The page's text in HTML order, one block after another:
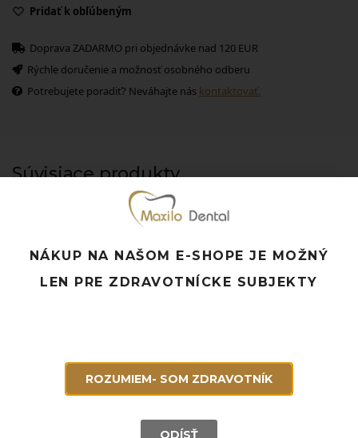
Pridať k obľúbeným
Doprava ZADARMO pri objednávke nad 120 EUR
Rýchle doručenie a možnosť osobného odberu
Potrebujete poradiť? Neváhajte nás kontaktovať.
Súvisiace produkty
NÁKUP NA NAŠOM E-SHOPE JE MOŽNÝ
LEN PRE ZDRAVOTNÍCKE SUBJEKTY
ROZUMIEM- SOM ZDRAVOTNÍK
ODÍSŤ